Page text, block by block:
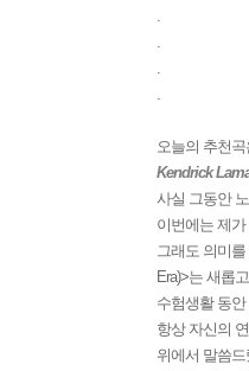
.
.
.
.
오늘의 추천
Kendrick
사실 그동안
이번에는 제
그래도 의미
Era)>는 새롭
수험생활 동
항상 자신의
위에서 말씀